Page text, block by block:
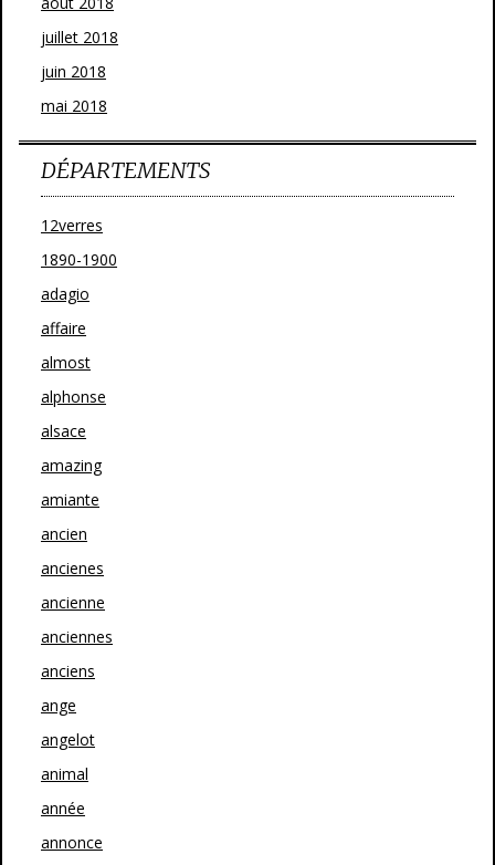
juillet 2018
juin 2018
mai 2018
DÉPARTEMENTS
12verres
1890-1900
adagio
affaire
almost
alphonse
alsace
amazing
amiante
ancien
ancienes
ancienne
anciennes
anciens
ange
angelot
animal
année
annonce